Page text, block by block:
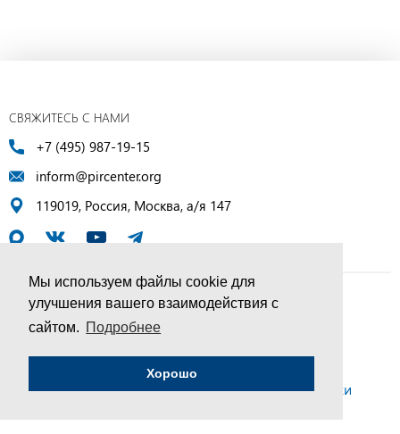
Мы используем файлы cookie для
улучшения вашего взаимодействия с
сайтом. Подробнее
Хорошо
СВЯЖИТЕСЬ С НАМИ
+7 (495) 987-19-15
inform@pircenter.org
119019, Россия, Москва, а/я 147
© ПИР-Центр, 1994–2025 | Все права защищены
Соглашение об обработке персональных данных
Политика конфиденциальности и условия обработки